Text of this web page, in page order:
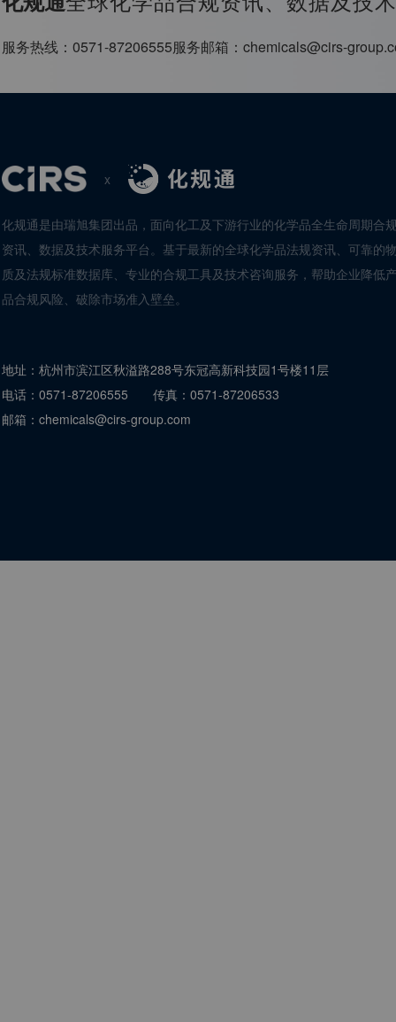
服务热线： 0571-87206555服务邮箱： chemicals@cirs-
x
化规通是由瑞旭集团出品，面向化工及下游行业的化学品全生命周期合
资讯、数据及技术服务平台。基于最新的全球化学品法规资讯、可靠的
质及法规标准数据库、专业的合规工具及技术咨询服务，帮助企业降低
品合规风险、破除市场准入壁垒。
地址： 杭州市滨江区秋溢路288号东冠高新科技园1号楼11层
电话： 0571-87206555 传真： 0571-87206533
邮箱： chemicals@cirs-group.com